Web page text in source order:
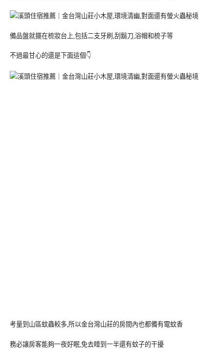
備品盤就擺在梳妝台上,包括二支牙刷,刮鬍刀,浴帽和梳子等
不過最甘心的還是下面這個👇
考量到山區蚊蟲較多,所以金台灣山莊的房間內也都備有電蚊香
務必讓房客能夠一夜好眠,免去睡到一半還有蚊子的干擾